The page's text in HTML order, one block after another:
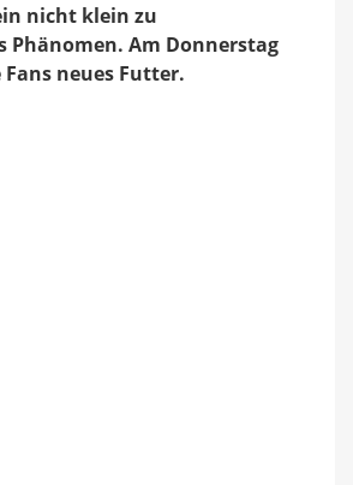
Donnerstag
nicht klein zu
Phänomen. Am Donnerstag
neues Futter.